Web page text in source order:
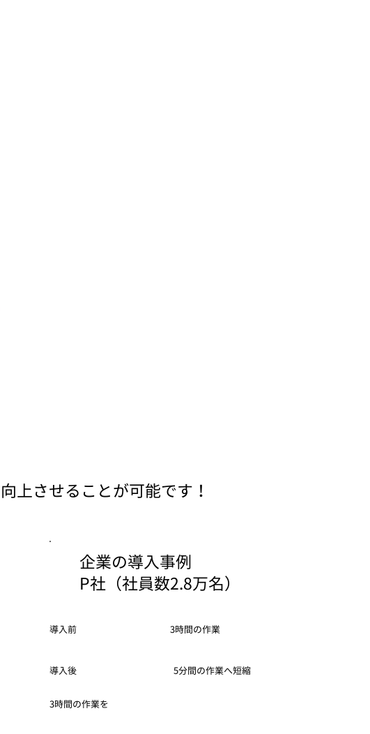
上させることが可能です！
企業の導入事例
​P社（社員数2.8万名）
​導入前 3時間の作業
​導入後 5分間の作業へ短縮
3時間の作業を